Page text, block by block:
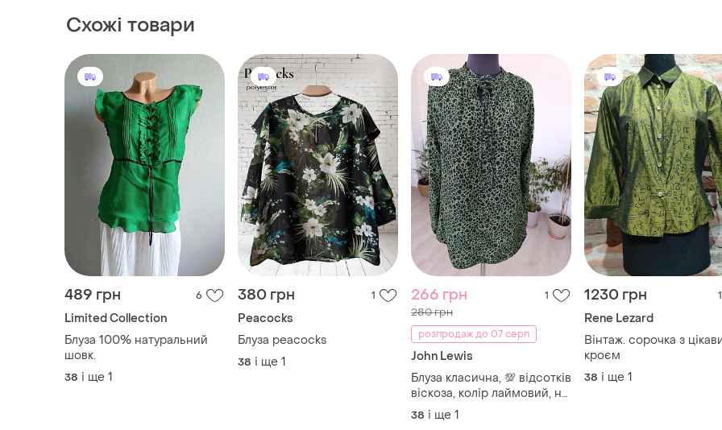
Схожі товари
489 грн 6
Limited Cоllection
Блуза 100% натуральний
шовк.
38 і ще 1
380 грн 1
Peacocks
Блуза peacocks
38 і ще 1
266 грн 1
280 грн
розпродаж до 07 серп
John Lewis
Блуза класична, 💯 відсотків
віскоза, колір лаймовий, на
останньому фото.
38 і ще 1
1230 грн 1
Rene Lezard
Вінтаж. сорочка з
кроєм
38 і ще 1